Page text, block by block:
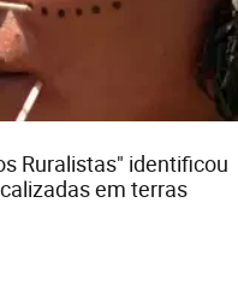
Ruralistas" identificou
em terras